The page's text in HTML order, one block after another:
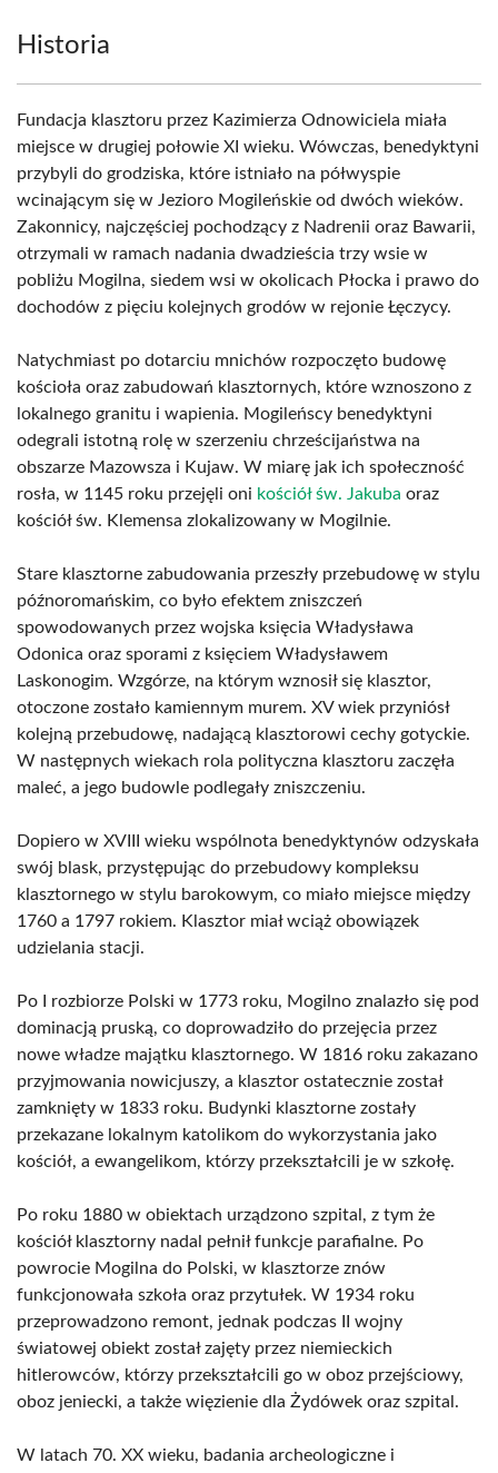
Historia
Fundacja klasztoru przez Kazimierza Odnowiciela miała
miejsce w drugiej połowie XI wieku. Wówczas, benedyktyni
przybyli do grodziska, które istniało na półwyspie
wcinającym się w Jezioro Mogileńskie od dwóch wieków.
Zakonnicy, najczęściej pochodzący z Nadrenii oraz Bawarii,
otrzymali w ramach nadania dwadzieścia trzy wsie w
pobliżu Mogilna, siedem wsi w okolicach Płocka i prawo do
dochodów z pięciu kolejnych grodów w rejonie Łęczycy.
Natychmiast po dotarciu mnichów rozpoczęto budowę
kościoła oraz zabudowań klasztornych, które wznoszono z
lokalnego granitu i wapienia. Mogileńscy benedyktyni
odegrali istotną rolę w szerzeniu chrześcijaństwa na
obszarze Mazowsza i Kujaw. W miarę jak ich społeczność
rosła, w 1145 roku przejęli oni kościół św. Jakuba oraz
kościół św. Klemensa zlokalizowany w Mogilnie.
Stare klasztorne zabudowania przeszły przebudowę w stylu
późnoromańskim, co było efektem zniszczeń
spowodowanych przez wojska księcia Władysława
Odonica oraz sporami z księciem Władysławem
Laskonogim. Wzgórze, na którym wznosił się klasztor,
otoczone zostało kamiennym murem. XV wiek przyniósł
kolejną przebudowę, nadającą klasztorowi cechy gotyckie.
W następnych wiekach rola polityczna klasztoru zaczęła
maleć, a jego budowle podlegały zniszczeniu.
Dopiero w XVIII wieku wspólnota benedyktynów odzyskała
swój blask, przystępując do przebudowy kompleksu
klasztornego w stylu barokowym, co miało miejsce między
1760 a 1797 rokiem. Klasztor miał wciąż obowiązek
udzielania stacji.
Po I rozbiorze Polski w 1773 roku, Mogilno znalazło się pod
dominacją pruską, co doprowadziło do przejęcia przez
nowe władze majątku klasztornego. W 1816 roku zakazano
przyjmowania nowicjuszy, a klasztor ostatecznie został
zamknięty w 1833 roku. Budynki klasztorne zostały
przekazane lokalnym katolikom do wykorzystania jako
kościół, a ewangelikom, którzy przekształcili je w szkołę.
Po roku 1880 w obiektach urządzono szpital, z tym że
kościół klasztorny nadal pełnił funkcje parafialne. Po
powrocie Mogilna do Polski, w klasztorze znów
funkcjonowała szkoła oraz przytułek. W 1934 roku
przeprowadzono remont, jednak podczas II wojny
światowej obiekt został zajęty przez niemieckich
hitlerowców, którzy przekształcili go w oboz przejściowy,
oboz jeniecki, a także więzienie dla Żydówek oraz szpital.
W latach 70. XX wieku, badania archeologiczne i